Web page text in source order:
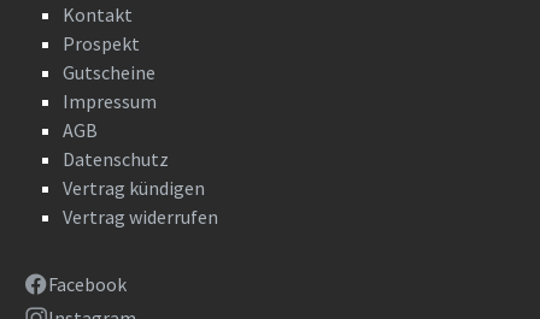
Kontakt
Prospekt
Gutscheine
Impressum
AGB
Datenschutz
Vertrag kündigen
Vertrag widerrufen
Facebook